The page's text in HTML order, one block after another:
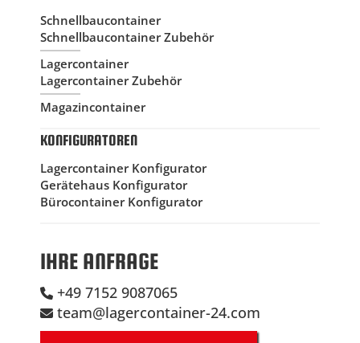
Schnellbaucontainer
Schnellbaucontainer Zubehör
Lagercontainer
Lagercontainer Zubehör
Magazincontainer
KONFIGURATOREN
Lagercontainer Konfigurator
Gerätehaus Konfigurator
Bürocontainer Konfigurator
IHRE ANFRAGE
+49 7152 9087065
team@lagercontainer-24.com